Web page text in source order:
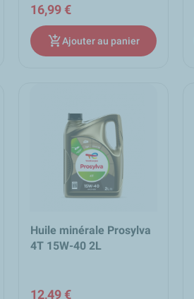
16,99 €
add_shopping_cartAjouter au panier
Huile minérale Prosylva
4T 15W-40 2L
12,49 €